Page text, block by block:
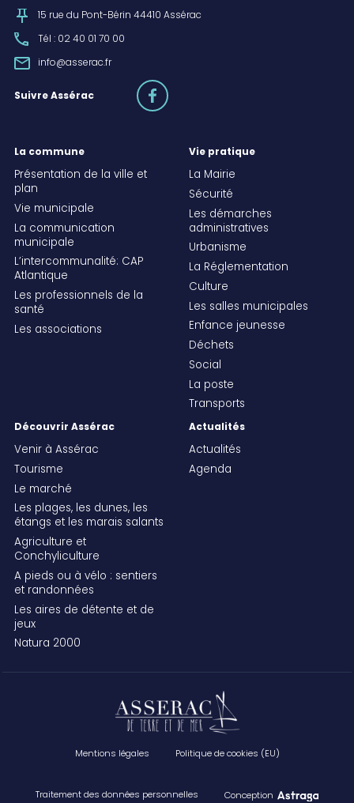
15 rue du Pont-Bérin 44410 Assérac
Tél : 02 40 01 70 00
info@asserac.fr
Suivre Assérac facebook
La commune
Présentation de la ville et
plan
Vie municipale
La communication
municipale
L’intercommunalité: CAP
Atlantique
Les professionnels de la
santé
Les associations
Vie pratique
La Mairie
Sécurité
Les démarches
administratives
Urbanisme
La Réglementation
Culture
Les salles municipales
Enfance jeunesse
Déchets
Social
La poste
Transports
Découvrir Assérac
Venir à Assérac
Tourisme
Le marché
Les plages, les dunes, les
étangs et les marais salants
Agriculture et
Conchyliculture
A pieds ou à vélo : sentiers
et randonnées
Les aires de détente et de
jeux
Natura 2000
Actualités
Actualités
Agenda
Mentions légales Politique de cookies (EU)
Traitement des données personnelles Conception